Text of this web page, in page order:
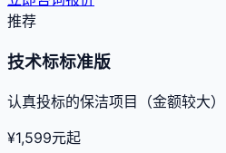
推荐
技术标标准版
认真投标的保洁项目（金额较大）
¥1,599元起